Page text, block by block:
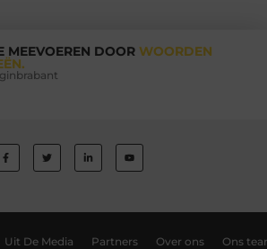
MEEVOEREN DOOR WOORDEN
Uit De Media Partners Over ons Ons